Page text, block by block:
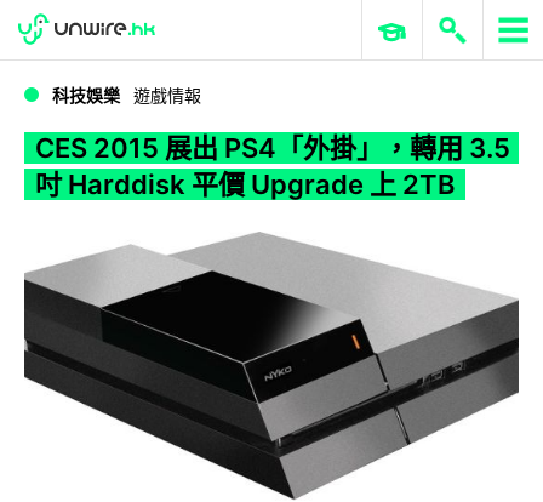
WWDC 2026 ERP 與商業 AI
科技娛樂 遊戲情報
CES 2015 展出 PS4「外掛」，轉用 3.5
吋 Harddisk 平價 Upgrade 上 2TB